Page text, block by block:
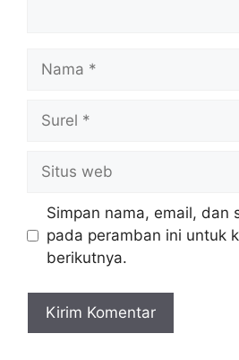
web
Simpan nama, email, dan
pada peramban ini untuk
berikutnya.